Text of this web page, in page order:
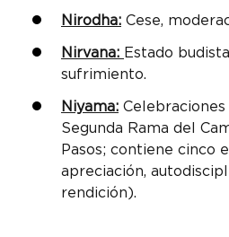
Nirodha: Cese,
Nirvana: Estado
sufrimiento.
Niyama:
Segunda Rama del
Pasos; contiene cinco
apreciación,
rendición).